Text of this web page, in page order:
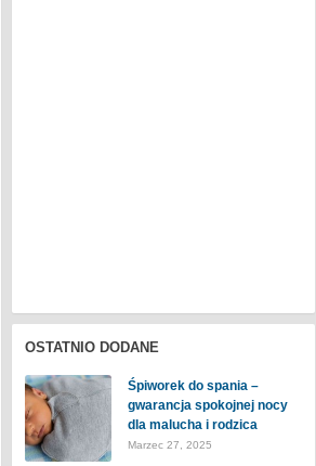
OSTATNIO DODANE
Śpiworek do spania –
gwarancja spokojnej nocy
dla malucha i rodzica
Marzec 27, 2025